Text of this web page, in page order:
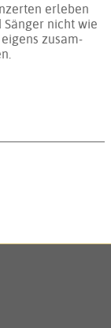
er­le­ben
nicht wie
zu­sam­